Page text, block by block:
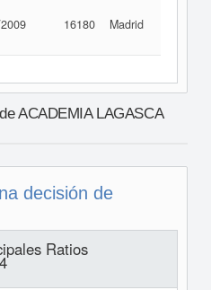
16180 Madrid
ACADEMIA LAGASCA
decisión de
Ratios